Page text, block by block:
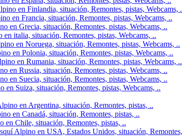
en Finlandia, situación, Remontes, pistas, Webcams,
en Francia, situación, Remontes, pistas, Webcams, ..
en Grecia, situación, Remontes, pistas, Webcams, ..
italia, situación, Remontes, pistas, Webcams, ..
en Noruega, situación, Remontes, pistas, Webcams, ..
en Polonia, situación, Remontes, pistas, Webcams, ..
en Rumania, situación, Remontes, pistas, Webcams, ..
en Russia, situación, Remontes, pistas, Webcams, ..
en Suecia, situación, Remontes, pistas, Webcams, ..
Suiza, situación, Remontes, pistas, Webcams, ..
en Argentina, situación, Remontes, pistas, ..
en Canadá, situación, Remontes, pistas, ..
en Chile, situación, Remontes, pistas, ..
Alpino en USA, Estados Unidos, situación,